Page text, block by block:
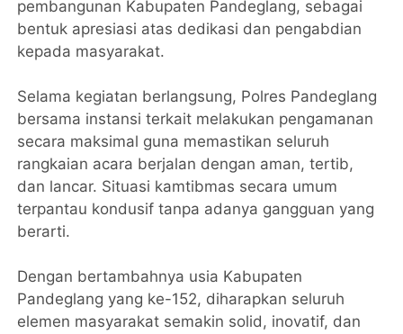
pembangunan Kabupaten Pandeglang, sebagai
bentuk apresiasi atas dedikasi dan pengabdian
kepada masyarakat.
Selama kegiatan berlangsung, Polres Pandeglang
bersama instansi terkait melakukan pengamanan
secara maksimal guna memastikan seluruh
rangkaian acara berjalan dengan aman, tertib,
dan lancar. Situasi kamtibmas secara umum
terpantau kondusif tanpa adanya gangguan yang
berarti.
Dengan bertambahnya usia Kabupaten
Pandeglang yang ke-152, diharapkan seluruh
elemen masyarakat semakin solid, inovatif, dan